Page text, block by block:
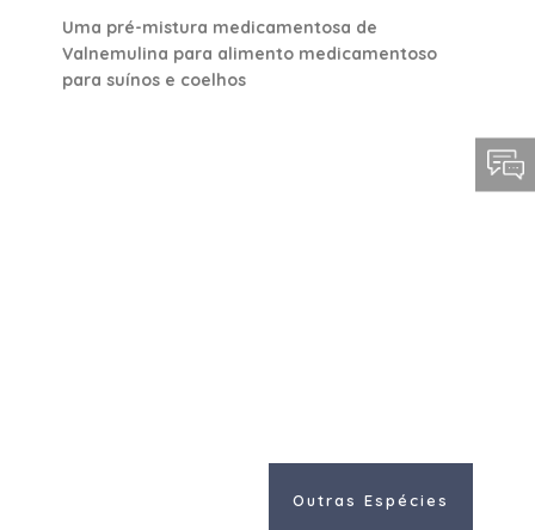
Uma pré-mistura medicamentosa de
Valnemulina para alimento medicamentoso
para suínos e coelhos
Outras Espécies